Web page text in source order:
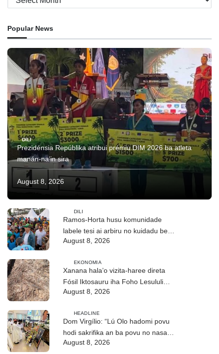
Popular News
DILI
Prezidénsia Repúblika atribui prémiu DIM 2026 ba atleta
manán-na’in sira
August 8, 2026
DILI
Ramos-Horta husu komunidade
labele tesi ai arbiru no kuidadu bee-
matan
August 8, 2026
EKONOMIA
Xanana hala’o vizita-haree direta
Fósil Iktosauru iha Foho Lesululi
Kailaku
August 8, 2026
HEADLINE
Dom Virgílio: “Lú Olo hadomi povu
hodi sakrifika an ba povu no nasaun
ho fuan”
August 8, 2026